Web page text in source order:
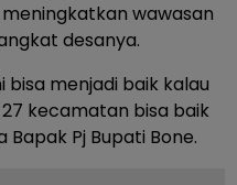
wawasan
desanya.
bisa menjadi baik kalau
kecamatan bisa baik
Bapak Pj Bupati Bone.